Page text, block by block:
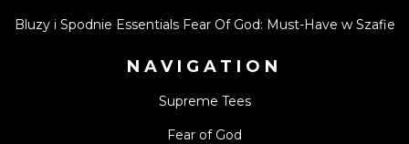
Bluzy i Spodnie Essentials Fear Of God: Must-Have w Szafie
NAVIGATION
Supreme Tees
Fear of God